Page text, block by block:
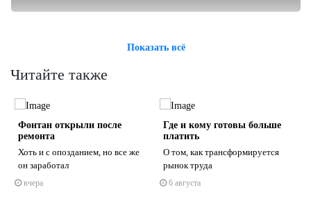
Показать всё
Читайте также
Фонтан открыли после
ремонта
Хоть и с опозданием, но все же
он заработал
вчера
Где и кому готовы больше
платить
О том, как трансформируется
рынок труда
6 августа